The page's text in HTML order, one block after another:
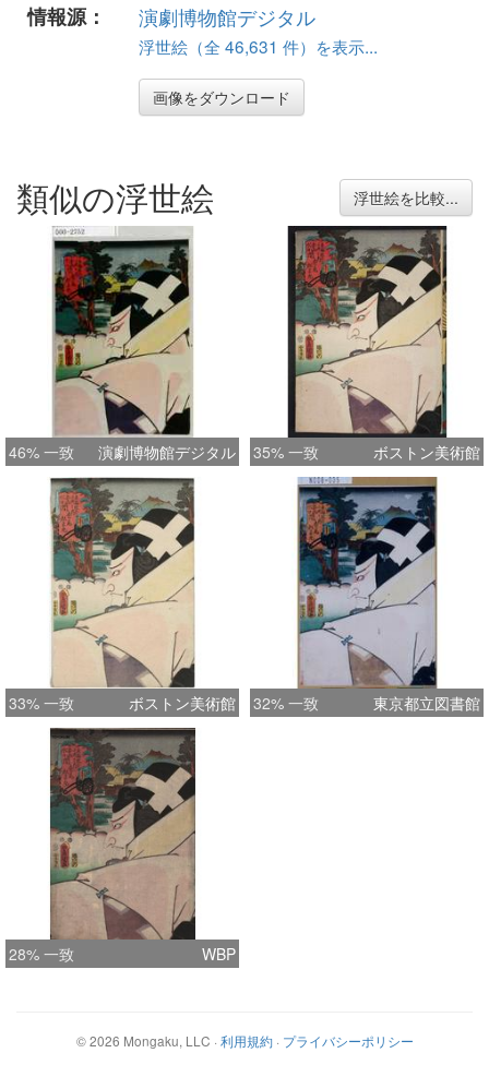
情報源：
演劇博物館デジタル
浮世絵（全 46,631 件）を表示...
画像をダウンロード
類似の浮世絵 浮世絵を比較...
46% 一致 演劇博物館デジタル 35% 一致 ボストン美術館
33% 一致 ボストン美術館 32% 一致 東京都立図書館
28% 一致 WBP
©2026 Mongaku, LLC · 利用規約 · プライバシーポリシー